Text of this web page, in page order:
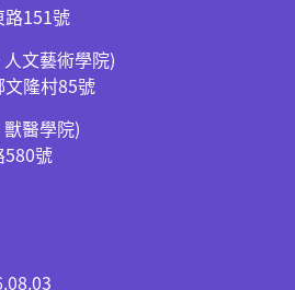
路151號
文藝術學院)
隆村85號
醫學院)
580號